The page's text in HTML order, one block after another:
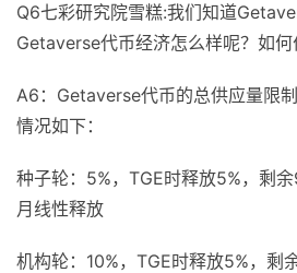
Q6七彩研究院雪糕:我们知道
Getaverse代币经济怎么样呢？如何
A6：Getaverse代币的总供应量限
情况如下：
种子轮：5%，TGE时释放5%，剩
月线性释放
机构轮：10%，TGE时释放5%，剩